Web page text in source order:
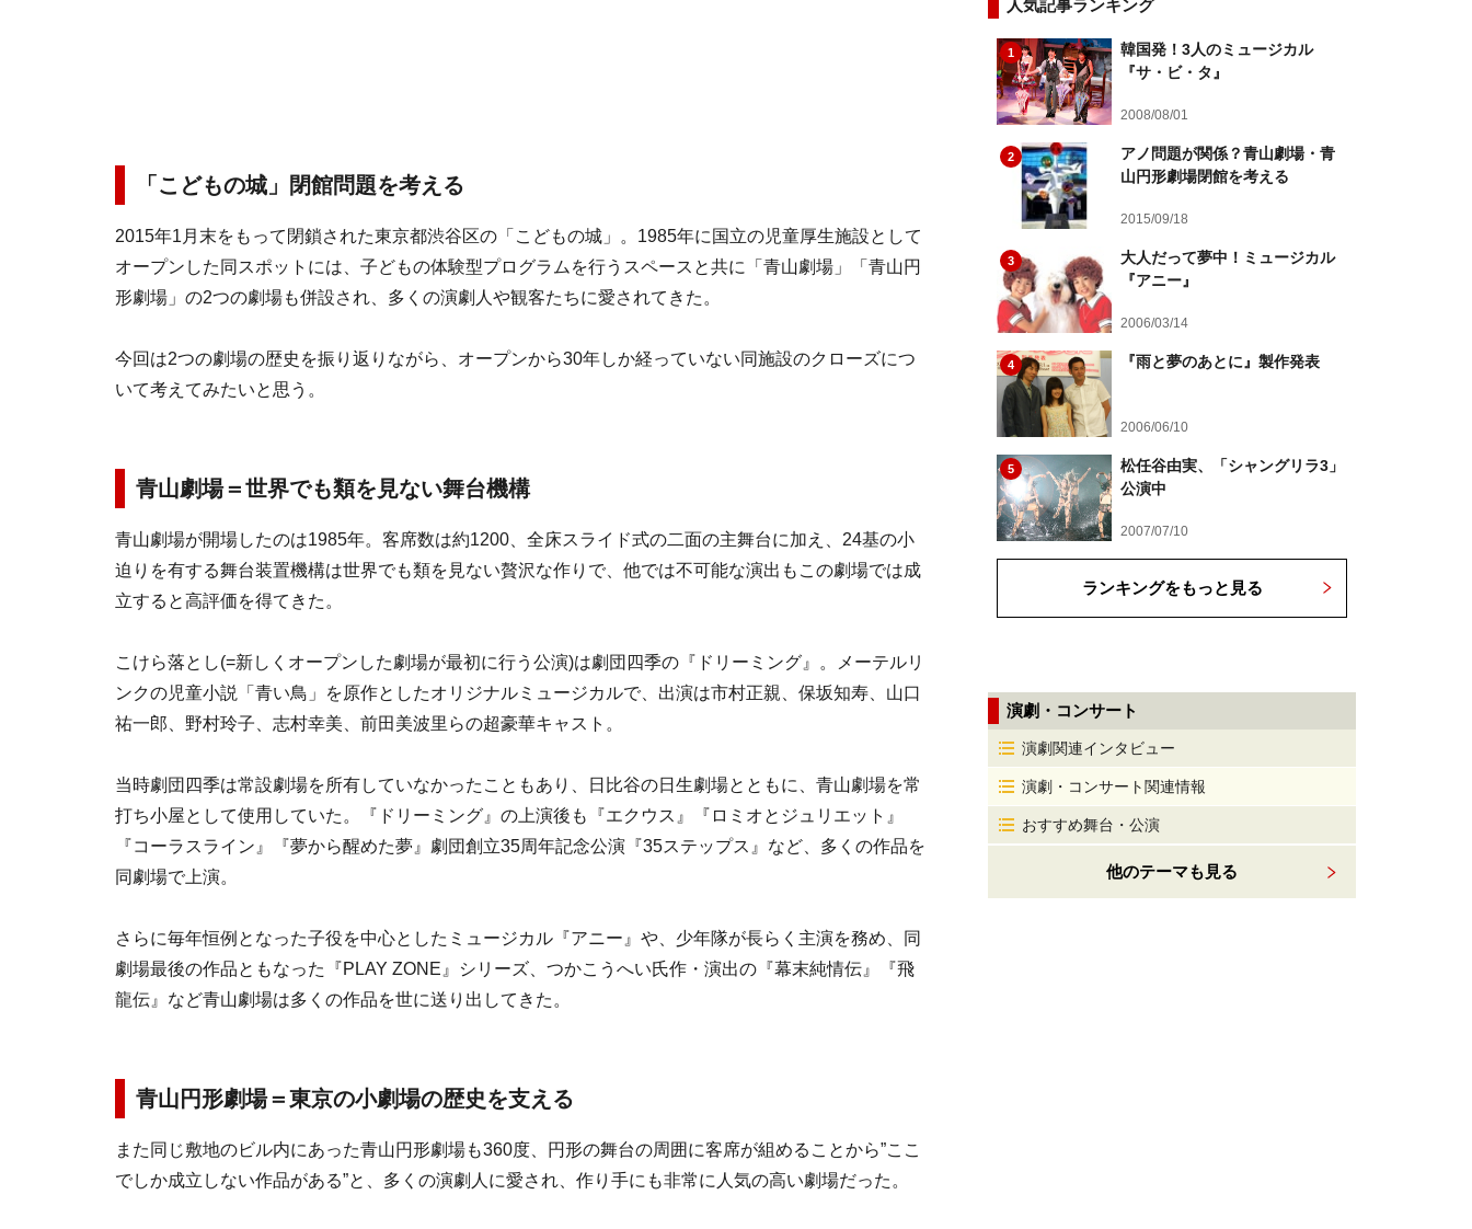
「こどもの城」閉館問題を考える
2015年1月末をもって閉鎖された東京都渋谷区の「こどもの城」。1985年に国立の児童厚生施設として
オープンした同スポットには、子どもの体験型プログラムを行うスペースと共に「青山劇場」「青山円
形劇場」の2つの劇場も併設され、多くの演劇人や観客たちに愛されてきた。
今回は2つの劇場の歴史を振り返りながら、オープンから30年しか経っていない同施設のクローズにつ
いて考えてみたいと思う。
青山劇場＝世界でも類を見ない舞台機構
青山劇場が開場したのは1985年。客席数は約1200、全床スライド式の二面の主舞台に加え、24基の小
迫りを有する舞台装置機構は世界でも類を見ない贅沢な作りで、他では不可能な演出もこの劇場では成
立すると高評価を得てきた。
こけら落とし(=新しくオープンした劇場が最初に行う公演)は劇団四季の『ドリーミング』。メーテルリ
ンクの児童小説「青い鳥」を原作としたオリジナルミュージカルで、出演は市村正親、保坂知寿、山口
祐一郎、野村玲子、志村幸美、前田美波里らの超豪華キャスト。
当時劇団四季は常設劇場を所有していなかったこともあり、日比谷の日生劇場とともに、青山劇場を常
打ち小屋として使用していた。『ドリーミング』の上演後も『エクウス』『ロミオとジュリエット』
『コーラスライン』『夢から醒めた夢』劇団創立35周年記念公演『35ステップス』など、多くの作品を
同劇場で上演。
さらに毎年恒例となった子役を中心としたミュージカル『アニー』や、少年隊が長らく主演を務め、同
劇場最後の作品ともなった『PLAY ZONE』シリーズ、つかこうへい氏作・演出の『幕末純情伝』『飛
龍伝』など青山劇場は多くの作品を世に送り出してきた。
青山円形劇場＝東京の小劇場の歴史を支える
また同じ敷地のビル内にあった青山円形劇場も360度、円形の舞台の周囲に客席が組めることから”ここ
でしか成立しない作品がある”と、多くの演劇人に愛され、作り手にも非常に人気の高い劇場だった。
人気記事ランキング
1
韓国発！3人のミュージカル
『サ・ビ・タ』
2008/08/01
2
アノ問題が関係？青山劇場・青
山円形劇場閉館を考える
2015/09/18
3
大人だって夢中！ミュージカル
『アニー』
2006/03/14
4 『雨と夢のあとに』製作発表
2006/06/10
5
松任谷由実、「シャングリラ3」
公演中
2007/07/10
ランキングをもっと見る
演劇・コンサート
演劇関連インタビュー
演劇・コンサート関連情報
おすすめ舞台・公演
他のテーマも見る